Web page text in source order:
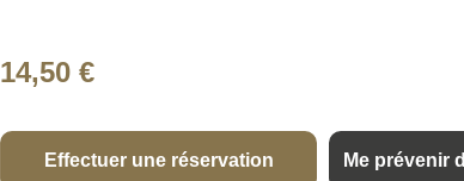
14,50 €
Effectuer une réservation Me prévenir